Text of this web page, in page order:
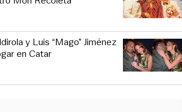
y Luis “Mago” Jiménez
en Catar